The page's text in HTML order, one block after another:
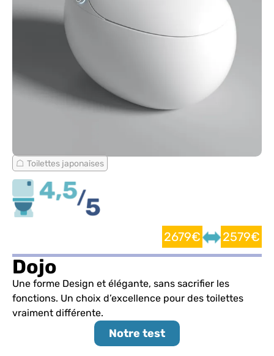
Toilettes japonaises
2679€ 2579€
Dojo
Une forme Design et élégante, sans sacrifier les
fonctions. Un choix d’excellence pour des toilettes
vraiment différente.
Notre test